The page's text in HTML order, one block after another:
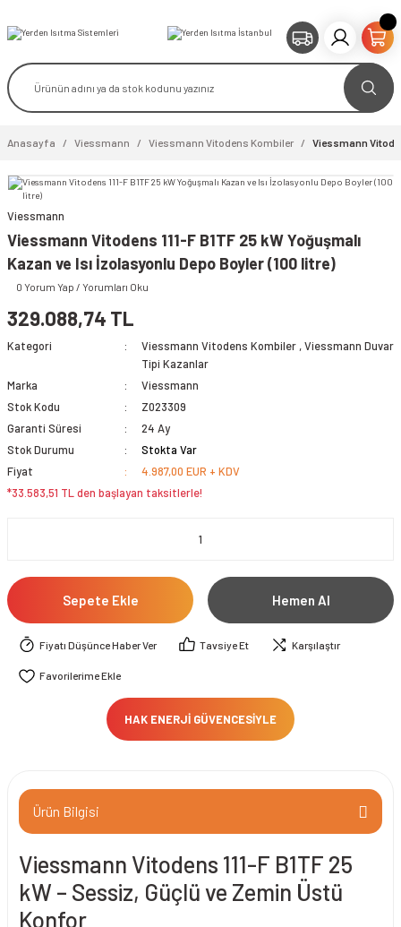
Anasayfa Viessmann Viessmann Vitodens Kombiler Viessmann
Viessmann
Viessmann Vitodens 111-F B1TF 25 kW Yoğuşmalı
Kazan ve Isı İzolasyonlu Depo Boyler (100 litre)
0 Yorum Yap / Yorumları Oku
329.088,74 TL
Kategori Viessmann Vitodens Kombiler ,Viessmann Duvar
Tipi Kazanlar
Marka
Viessmann
Stok Kodu
Z023309
Garanti Süresi
24 Ay
Stok Durumu
Stokta Var
Fiyat
4.987,00 EUR + KDV
*33.583,51 TL den başlayan taksitlerle!
Sepete Ekle Hemen Al
Fiyatı Düşünce Haber Ver Tavsiye Et Karşılaştır
HAK ENERJİ GÜVENCESİYLE
Ürün Bilgisi
Viessmann Vitodens 111-F B1TF 25
kW – Sessiz, Güçlü ve Zemin Üstü
Konfor